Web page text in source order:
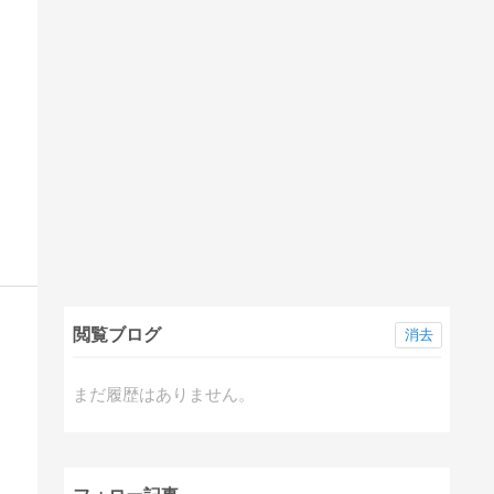
閲覧ブログ
まだ履歴はありません。
消去